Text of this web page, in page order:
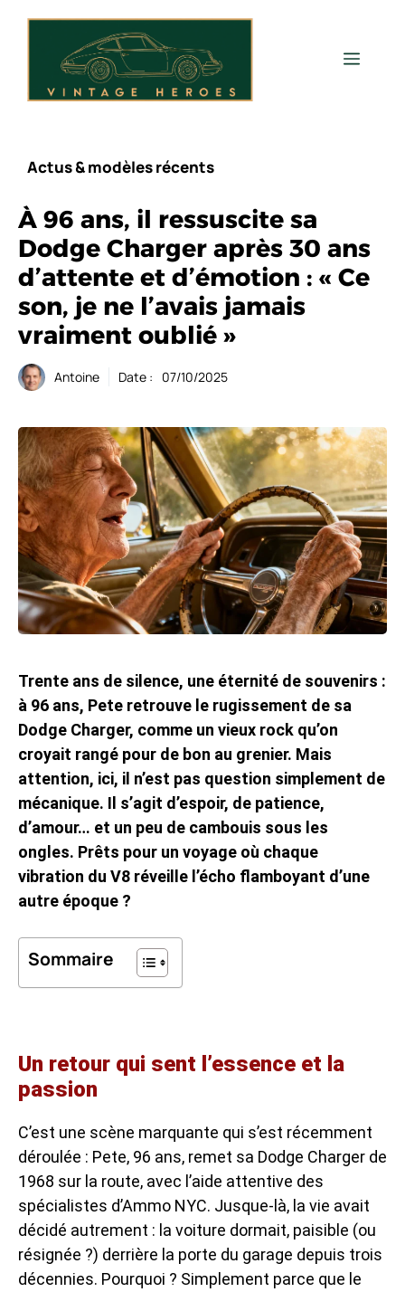
Menu
Actus & modèles récents
À 96 ans, il ressuscite sa
Dodge Charger après 30 ans
d’attente et d’émotion : « Ce
son, je ne l’avais jamais
vraiment oublié »
Antoine Date : 07/10/2025
Trente ans de silence, une éternité de souvenirs :
à 96 ans, Pete retrouve le rugissement de sa
Dodge Charger, comme un vieux rock qu’on
croyait rangé pour de bon au grenier. Mais
attention, ici, il n’est pas question simplement de
mécanique. Il s’agit d’espoir, de patience,
d’amour… et un peu de cambouis sous les
ongles. Prêts pour un voyage où chaque
vibration du V8 réveille l’écho flamboyant d’une
autre époque ?
Sommaire
Un retour qui sent l’essence et la
passion
C’est une scène marquante qui s’est récemment
déroulée : Pete, 96 ans, remet sa Dodge Charger de
1968 sur la route, avec l’aide attentive des
spécialistes d’Ammo NYC. Jusque-là, la vie avait
décidé autrement : la voiture dormait, paisible (ou
résignée ?) derrière la porte du garage depuis trois
décennies. Pourquoi ? Simplement parce que le